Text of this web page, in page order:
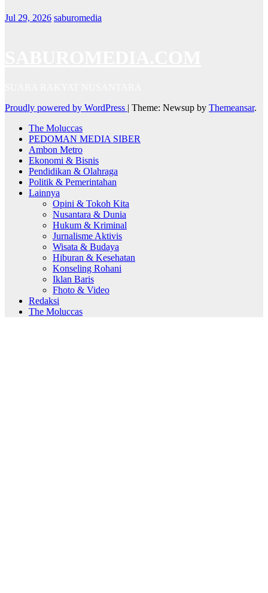
Jul 29, 2026 saburomedia
Proudly powered by WordPress | Theme: Newsup by Themeansar.
The Moluccas
PEDOMAN MEDIA SIBER
Ambon Metro
Ekonomi & Bisnis
Pendidikan & Olahraga
Politik & Pemerintahan
Lainnya
Opini & Tokoh Kita
Nusantara & Dunia
Hukum & Kriminal
Jurnalisme Aktivis
Wisata & Budaya
Hiburan & Kesehatan
Konseling Rohani
Iklan Baris
Fhoto & Video
Redaksi
The Moluccas